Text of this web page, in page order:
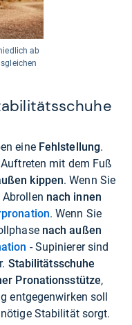
ab
eine Fehlstellung.
mit dem Fuß
kippen. Wenn Sie
nach innen
. Wenn Sie
nach außen
- Supinierer sind
Stabilitätsschuhe
Pronationsstütze,
entgegenwirken soll
Stabilität sorgt.